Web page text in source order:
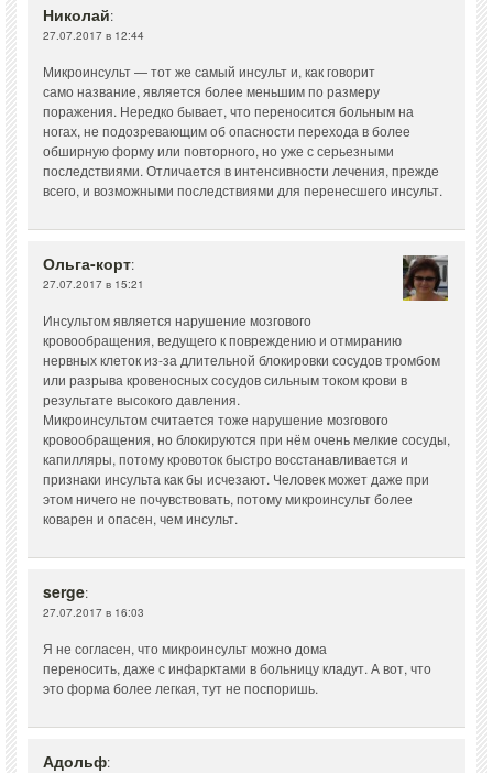
Николай:
27.07.2017 в 12:44
Микроинсульт — тот же самый инсульт и, как говорит
само название, является более меньшим по размеру
поражения. Нередко бывает, что переносится больным на
ногах, не подозревающим об опасности перехода в более
обширную форму или повторного, но уже с серьезными
последствиями. Отличается в интенсивности лечения, прежде
всего, и возможными последствиями для перенесшего инсульт.
Ольга-корт:
27.07.2017 в 15:21
Инсультом является нарушение мозгового
кровообращения, ведущего к повреждению и отмиранию
нервных клеток из-за длительной блокировки сосудов тромбом
или разрыва кровеносных сосудов сильным током крови в
результате высокого давления.
Микроинсультом считается тоже нарушение мозгового
кровообращения, но блокируются при нём очень мелкие сосуды,
капилляры, потому кровоток быстро восстанавливается и
признаки инсульта как бы исчезают. Человек может даже при
этом ничего не почувствовать, потому микроинсульт более
коварен и опасен, чем инсульт.
serge:
27.07.2017 в 16:03
Я не согласен, что микроинсульт можно дома
переносить, даже с инфарктами в больницу кладут. А вот, что
это форма более легкая, тут не поспоришь.
Адольф: